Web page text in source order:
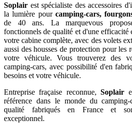
Soplair est spécialiste des accessoires
la lumière pour camping-cars,
de 40 ans.
La marquevous
fonctionnels de qualité et d'une
votre cabine complète, avec des volets
aussi des housses de protection pour les
votre véhicule. Vous trouverez des
camping-cars, avec possibilité d'en
besoins et votre véhicule.
Entreprise fraçaise reconnue, Soplair
référence dans le monde du
qualité fabriqués en France et
exceptionnel.